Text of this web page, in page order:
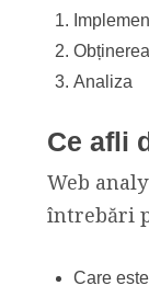
Analiza
Ce afli
Web
întrebări
Care